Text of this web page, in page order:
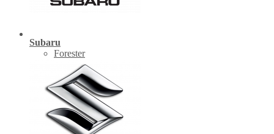
Subaru
Forester